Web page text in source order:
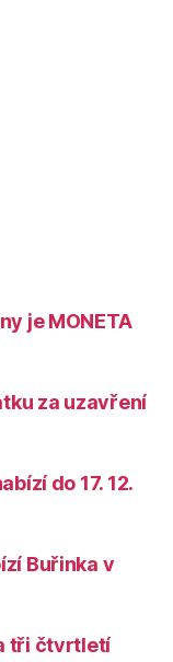
je MONETA
za uzavření
do 17. 12.
Buřinka v
tři čtvrtletí